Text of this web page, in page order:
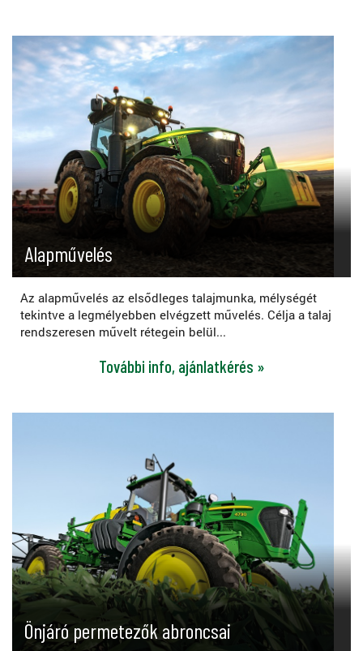
Alapművelés
Az alapművelés az elsődleges talajmunka, mélységét
tekintve a legmélyebben elvégzett művelés. Célja a talaj
rendszeresen művelt rétegein belül...
További info, ajánlatkérés »
Önjáró permetezők abroncsai